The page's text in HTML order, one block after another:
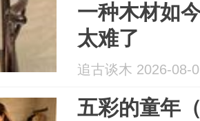
一种木材如
太难了
追古谈木 2026-08-
五彩的童年